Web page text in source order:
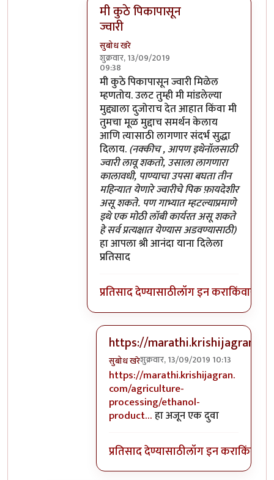
मी कुठे पिकापासून
ज्वारी
सुबोध खरे
शुक्रवार, 13/09/2019
09:38
In reply toखरे साहेब,byभंकस बाबा
मी कुठे पिकापासून ज्वारी मिळेल
म्हणतोय. उलट तुम्ही मी मांडलेल्या
मुद्द्याला दुजोराच देत आहात किंवा मी
तुमचा मूळ मुद्दाच समर्थन केलाय
आणि त्यासाठी लागणार संदर्भ सुद्धा
दिलाय.(नक्कीच , आपण इथेनॉलसाठी
ज्वारी लावू शकतो, उसाला लागणारा
कालावधी, पाण्याचा उपसा बघता तीन
महिन्यात येणारे ज्वारीचे पिक फ़ायदेशीर
असू शकते. पण गाभ्यात म्हटल्याप्रमाणे
इथे एक मोठी लॉबी कार्यरत असू शकते
हे सर्व प्रत्यक्षात येण्यास अडवण्यासाठी)
हा आपला श्री आनंदा याना दिलेला
प्रतिसाद
प्रतिसाद देण्यासाठीलॉग इन कराकिंवा
https://marathi.krishijagran
सुबोध खरेशुक्रवार, 13/09/2019 10:13
In reply toमी कुठे पिकापासून ज्वारी
https://marathi.krishijagran.
com/agriculture-
processing/ethanol-
product…हा अजून एक दुवा
प्रतिसाद देण्यासाठीलॉग इन कराकिंवा